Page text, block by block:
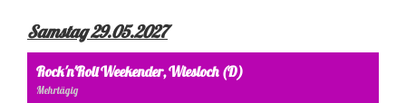
Samstag 29.05.2027
Rock'n'Roll Weekender, Wiesloch (D)
Mehrtägig